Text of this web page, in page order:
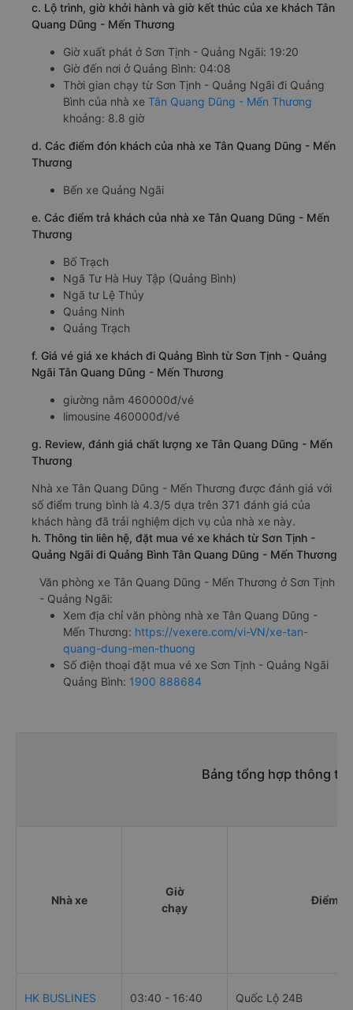
c. Lộ trình, giờ khởi hành và giờ kết thúc của xe khách Tân
Quang Dũng - Mến Thương
Giờ xuất phát ở Sơn Tịnh - Quảng Ngãi: 19:20
Giờ đến nơi ở Quảng Bình: 04:08
Thời gian chạy từ Sơn Tịnh - Quảng Ngãi đi Quảng
Bình của nhà xe Tân Quang Dũng - Mến Thương
khoảng: 8.8 giờ
d. Các điểm đón khách của nhà xe Tân Quang Dũng - Mến
Thương
Bến xe Quảng Ngãi
e. Các điểm trả khách của nhà xe Tân Quang Dũng - Mến
Thương
Bố Trạch
Ngã Tư Hà Huy Tập (Quảng Bình)
Ngã tư Lệ Thủy
Quảng Ninh
Quảng Trạch
f. Giá vé giá xe khách đi Quảng Bình từ Sơn Tịnh - Quảng
Ngãi Tân Quang Dũng - Mến Thương
giường nằm 460000đ/vé
limousine 460000đ/vé
g. Review, đánh giá chất lượng xe Tân Quang Dũng - Mến
Thương
Nhà xe Tân Quang Dũng - Mến Thương được đánh giá với
số điểm trung bình là 4.3/5 dựa trên 371 đánh giá của
khách hàng đã trải nghiệm dịch vụ của nhà xe này.
h. Thông tin liên hệ, đặt mua vé xe khách từ Sơn Tịnh -
Quảng Ngãi đi Quảng Bình Tân Quang Dũng - Mến Thương
Văn phòng xe Tân Quang Dũng - Mến Thương ở Sơn Tịnh
- Quảng Ngãi:
Xem địa chỉ văn phòng nhà xe Tân Quang Dũng -
Mến Thương: https://vexere.com/vi-VN/xe-tan-
quang-dung-men-thuong
Số điện thoại đặt mua vé xe Sơn Tịnh - Quảng Ngãi
Quảng Bình: 1900 888684
Bảng tổng hợp thông
Nhà xe
Giờ
chạy
Điểm đi
HK BUSLINES 03:40 - 16:40 Quốc Lộ 24B